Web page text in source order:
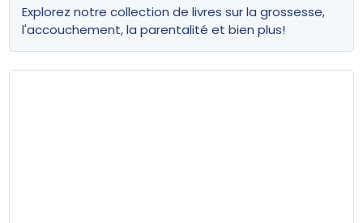
Explorez notre collection de livres sur la grossesse,
l'accouchement, la parentalité et bien plus!